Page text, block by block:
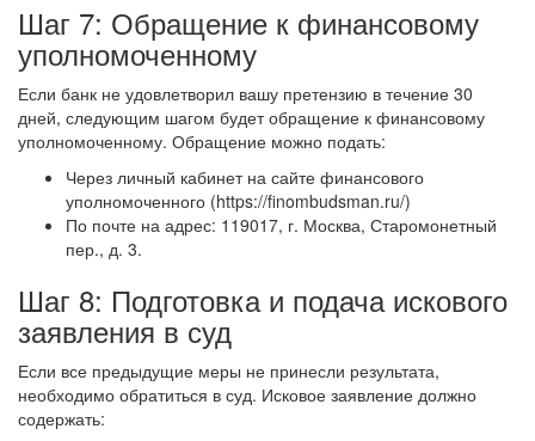
Шаг 7: Обращение к финансовому
уполномоченному
Если банк не удовлетворил вашу претензию в течение 30
дней, следующим шагом будет обращение к финансовому
уполномоченному. Обращение можно подать:
Через личный кабинет на сайте финансового
уполномоченного (https://finombudsman.ru/)
По почте на адрес: 119017, г. Москва, Старомонетный
пер., д. 3.
Шаг 8: Подготовка и подача искового
заявления в суд
Если все предыдущие меры не принесли результата,
необходимо обратиться в суд. Исковое заявление должно
содержать: